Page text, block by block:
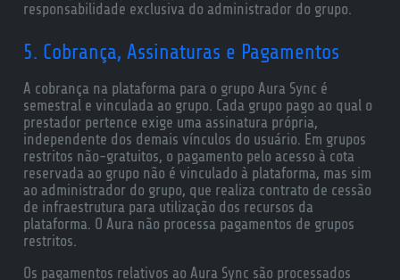
responsabilidade exclusiva do administrador do grupo.
5. Cobrança, Assinaturas e Pagamentos
A cobrança na plataforma para o grupo Aura Sync é
semestral e vinculada ao grupo. Cada grupo pago ao qual o
prestador pertence exige uma assinatura própria,
independente dos demais vínculos do usuário. Em grupos
restritos não-gratuitos, o pagamento pelo acesso à cota
reservada ao grupo não é vinculado à plataforma, mas sim
ao administrador do grupo, que realiza contrato de cessão
de infraestrutura para utilização dos recursos da
plataforma. O Aura não processa pagamentos de grupos
restritos.
Os pagamentos relativos ao Aura Sync são processados